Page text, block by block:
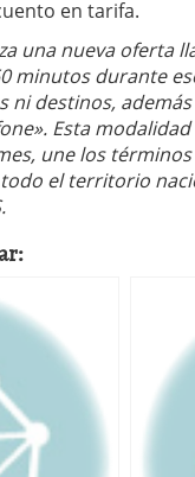
en tarifa.
una nueva oferta
minutos durante
destinos,
Esta
une los
el territorio